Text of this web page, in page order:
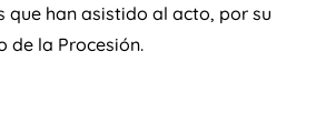
han asistido al acto, por su
de la Procesión.